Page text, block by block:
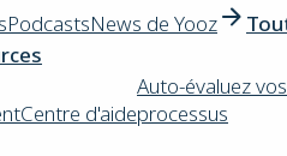
PodcastsNews de Yooz
Centre d'aide
Auto-évaluez vos
processus